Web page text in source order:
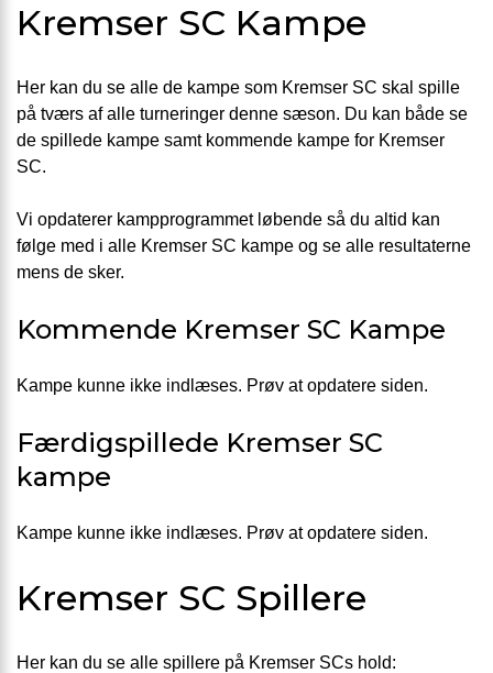
Kremser SC Kampe
Her kan du se alle de kampe som Kremser SC skal spille
på tværs af alle turneringer denne sæson. Du kan både se
de spillede kampe samt kommende kampe for Kremser
SC.
Vi opdaterer kampprogrammet løbende så du altid kan
følge med i alle Kremser SC kampe og se alle resultaterne
mens de sker.
Kommende Kremser SC Kampe
Kampe kunne ikke indlæses. Prøv at opdatere siden.
Færdigspillede Kremser SC
kampe
Kampe kunne ikke indlæses. Prøv at opdatere siden.
Kremser SC Spillere
Her kan du se alle spillere på Kremser SCs hold: